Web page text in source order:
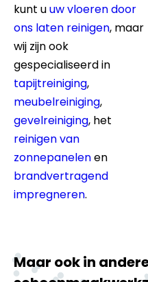
kunt uuw vloeren door
ons laten reinigen, maar
wij zijn ook
gespecialiseerd in
tapijtreiniging,
meubelreiniging,
gevelreiniging, het
reinigen van
zonnepanelenen
brandvertragend
impregneren.
Maar ook in